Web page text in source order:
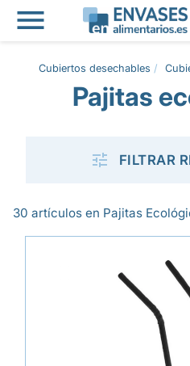

Cubiertos desechables
Pajitas
 FILTRAR
30 artículos en Pajitas